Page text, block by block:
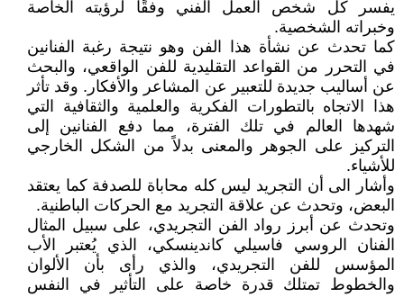
يفسر كل شخص العمل الفني وفقًا لرؤيته الخاصة
وخبراته الشخصية.
كما تحدث عن نشأة هذا الفن وهو نتيجة رغبة الفنانين
في التحرر من القواعد التقليدية للفن الواقعي، والبحث
عن أساليب جديدة للتعبير عن المشاعر والأفكار. وقد تأثر
هذا الاتجاه بالتطورات الفكرية والعلمية والثقافية التي
شهدها العالم في تلك الفترة، مما دفع الفنانين إلى
التركيز على الجوهر والمعنى بدلاً من الشكل الخارجي
للأشياء.
وأشار الى أن التجريد ليس كله محاباة للصدفة كما يعتقد
البعض، وتحدث عن علاقة التجريد مع الحركات الباطنية.
وتحدث عن أبرز رواد الفن التجريدي، على سبيل المثال
الفنان الروسي فاسيلي كاندينسكي، الذي يُعتبر الأب
المؤسس للفن التجريدي، والذي رأى بأن الألوان
والخطوط تمتلك قدرة خاصة على التأثير في النفس